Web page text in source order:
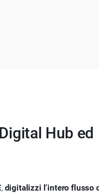
Hub ed
, digitalizzi l’intero flusso